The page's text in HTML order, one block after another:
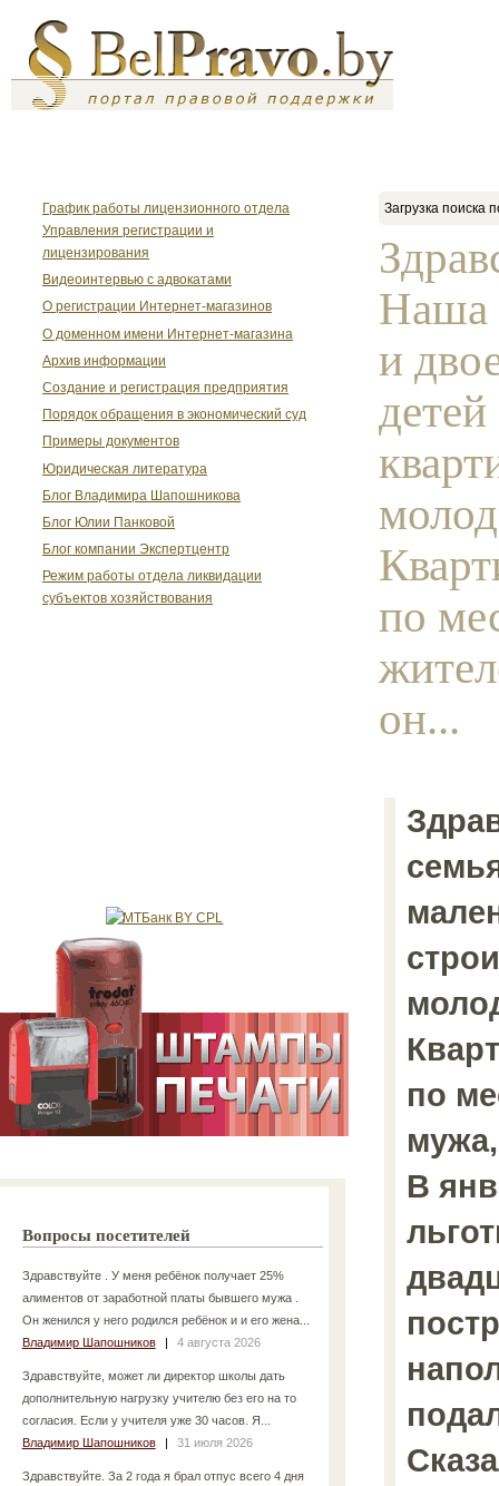
График работы лицензионного отдела
Управления регистрации и
лицензирования
Видеоинтервью с адвокатами
О регистрации Интернет-магазинов
О доменном имени Интернет-магазина
Архив информации
Создание и регистрация предприятия
Порядок обращения в экономический суд
Примеры документов
Юридическая литература
Блог Владимира Шапошникова
Блог Юлии Панковой
Блог компании Экспертцентр
Режим работы отдела ликвидации
субъектов хозяйствования
Вопросы посетителей
Здравствуйте . У меня ребёнок получает 25%
алиментов от заработной платы бывшего мужа .
Он женился у него родился ребёнок и и его жена...
Владимир Шапошников
| 4 августа 2026
Здравствуйте, может ли директор школы дать
дополнительную нагрузку учителю без его на то
согласия. Если у учителя уже 30 часов. Я...
Владимир Шапошников
| 31 июля 2026
Здравствуйте. За 2 года я брал отпус всего 4 дня
Загрузка поиска
Наша
и
по
он...
по
В